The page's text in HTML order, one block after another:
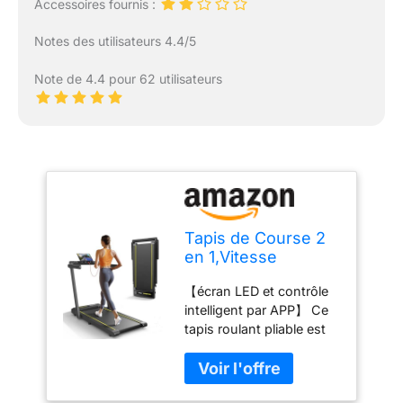
Accessoires fournis :
Notes des utilisateurs 4.4/5
Note de 4.4 pour 62 utilisateurs
Tapis de Course 2
en 1,Vitesse
km/h,2.5HP,Tapis
Roulant électrique
Pliant,Extra Large
40cm,écran LED, 12
programmes de
Course,Mesure de
【écran LED et contrôle
intelligent par APP】 Ce
tapis roulant pliable est
multifonctionnel qui
affiche la vitesse, la